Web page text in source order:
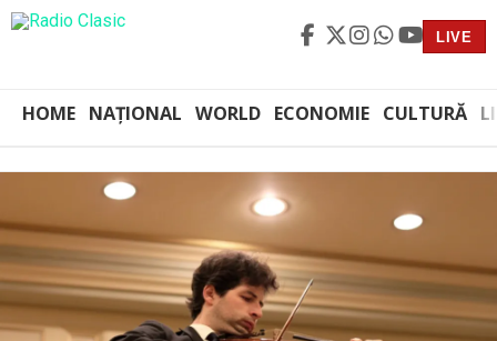
LIVE
HOME NAȚIONAL WORLD ECONOMIE CULTURĂ